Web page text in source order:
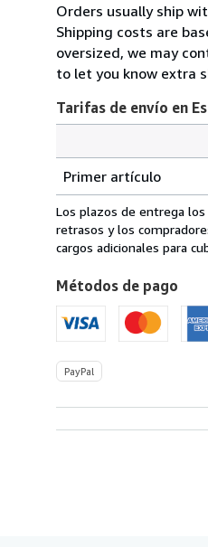
Orders usually ship
Shipping costs are
oversized, we may
to let you know extra
Tarifas de envío en
de
envío
en
Estados
de
America
pedido
Primer artículo
Los plazos de entrega
retrasos y los
cargos adicionales para
Métodos de pago
PayPal